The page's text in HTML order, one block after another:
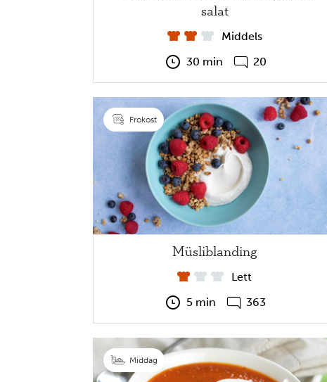
salat
Middels
30 min
20
Frokost
Müsliblanding
Lett
5 min
363
Middag